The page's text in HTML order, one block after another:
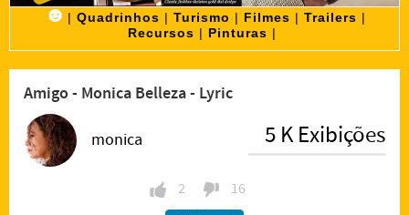
☻| Quadrinhos | Turismo | Filmes | Trailers |
Recursos | Pinturas |
Amigo - Monica Belleza - Lyric
monica 5 K Exibições
2 16